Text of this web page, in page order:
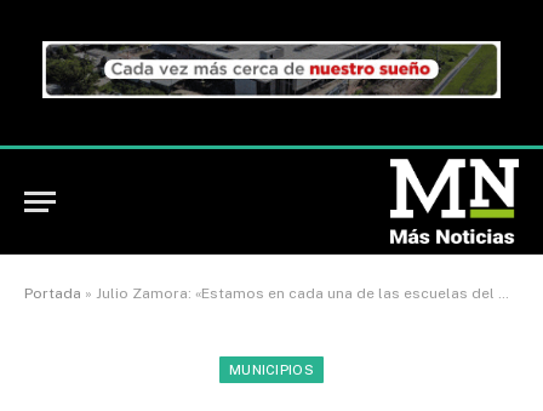
Portada » Julio Zamora: «Estamos en cada una de las escuelas del Municipio de Tigre con importantes inversiones”
MUNICIPIOS